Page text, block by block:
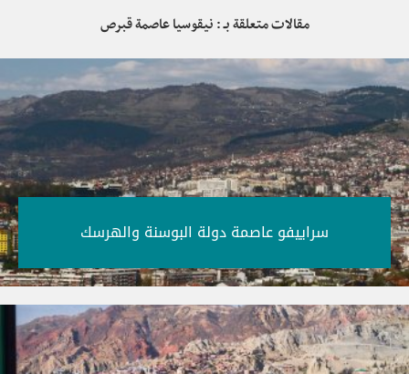
مقالات متعلقة بـ : نيقوسيا عاصمة قبرص
سراييفو عاصمة دولة البوسنة والهرسك‎